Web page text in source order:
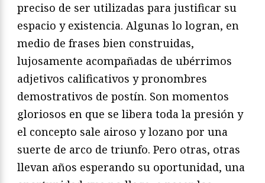
preciso de ser utilizadas para justificar su
espacio y existencia. Algunas lo logran, en
medio de frases bien construidas,
lujosamente acompañadas de ubérrimos
adjetivos calificativos y pronombres
demostrativos de postín. Son momentos
gloriosos en que se libera toda la presión y
el concepto sale airoso y lozano por una
suerte de arco de triunfo. Pero otras, otras
llevan años esperando su oportunidad, una